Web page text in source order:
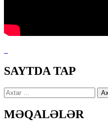
SAYTDA TAP
Axtarış:
MƏQALƏLƏR